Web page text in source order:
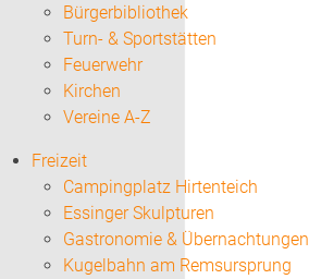
Bürgerbibliothek
Turn- & Sportstätten
Feuerwehr
Kirchen
Vereine A-Z
Freizeit
Campingplatz Hirtenteich
Essinger Skulpturen
Gastronomie & Übernachtungen
Kugelbahn am Remsursprung